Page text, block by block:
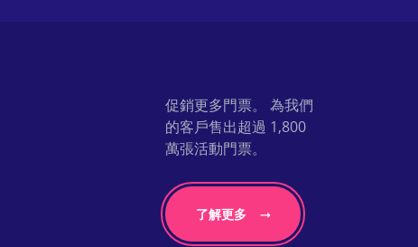
促銷更多門票。 為我們
的客戶售出超過 1,800
萬張活動門票。
了解更多